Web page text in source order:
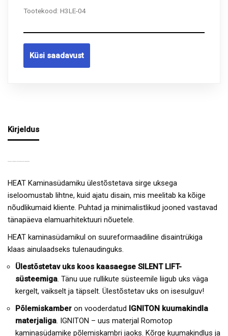
Tootekood: H3LE-04
Küsi saadavust
Kirjeldus
HEAT Kaminasüdamiku ülestõstetava sirge uksega
iseloomustab lihtne, kuid ajatu disain, mis meelitab ka kõige
nõudlikumaid kliente. Puhtad ja minimalistlikud jooned vastavad
tänapäeva elamuarhitektuuri nõuetele.
HEAT kaminasüdamikul on suureformaadiline disaintrükiga
klaas ainulaadseks tulenaudinguks.
Ülestõstetav uks koos kaasaegse SILENT LIFT-
süsteemiga. Tänu uue rullikute süsteemile liigub uks väga
kergelt, vaikselt ja täpselt. Ülestõstetav uks on isesulguv!
Põlemiskamber on vooderdatud IGNITON kuumakindla
materjaliga. IGNITON – uus materjal Romotop
kaminasüdamike põlemiskambri jaoks. Kõrge kuumakindlus ja